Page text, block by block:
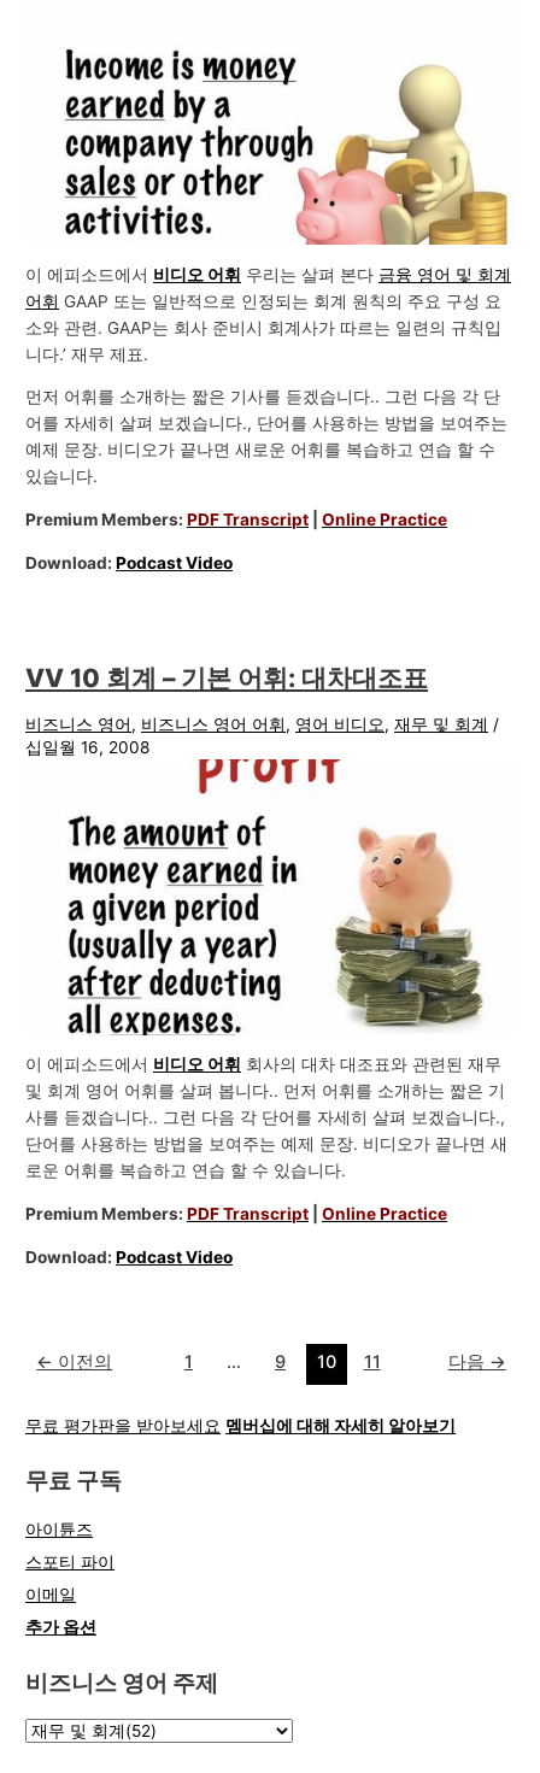
이 에피소드에서 비디오 어휘 우리는 살펴 본다 금융 영어 및 회계
어휘 GAAP 또는 일반적으로 인정되는 회계 원칙의 주요 구성 요
소와 관련. GAAP는 회사 준비시 회계사가 따르는 일련의 규칙입
니다.’ 재무 제표.
먼저 어휘를 소개하는 짧은 기사를 듣겠습니다.. 그런 다음 각 단
어를 자세히 살펴 보겠습니다., 단어를 사용하는 방법을 보여주는
예제 문장. 비디오가 끝나면 새로운 어휘를 복습하고 연습 할 수
있습니다.
Premium Members:PDF Transcript |Online Practice
Download:Podcast Video
VV 10 회계 – 기본 어휘: 대차대조표
비즈니스 영어, 비즈니스 영어 어휘, 영어 비디오,재무 및 회계 /
십일월 16, 2008
이 에피소드에서 비디오 어휘 회사의 대차 대조표와 관련된 재무
및 회계 영어 어휘를 살펴 봅니다.. 먼저 어휘를 소개하는 짧은 기
사를 듣겠습니다.. 그런 다음 각 단어를 자세히 살펴 보겠습니다.,
단어를 사용하는 방법을 보여주는 예제 문장. 비디오가 끝나면 새
로운 어휘를 복습하고 연습 할 수 있습니다.
Premium Members:PDF Transcript |Online Practice
Download:Podcast Video
← 이전의 1 … 9 10 11 다음 →
무료 평가판을 받아보세요 멤버십에 대해 자세히 알아보기
무료 구독
아이튠즈
스포티 파이
이메일
추가 옵션
비즈니스 영어 주제